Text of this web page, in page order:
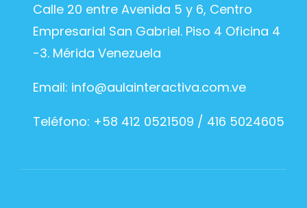
Calle 20 entre Avenida 5 y 6, Centro
Empresarial San Gabriel. Piso 4 Oficina 4
-3. Mérida Venezuela
Email: info@aulainteractiva.com.ve
Teléfono: +58 412 0521509 / 416 5024605